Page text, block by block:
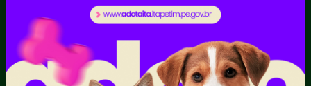
Inicio
LGPD e Governo
Digital
Licitações e